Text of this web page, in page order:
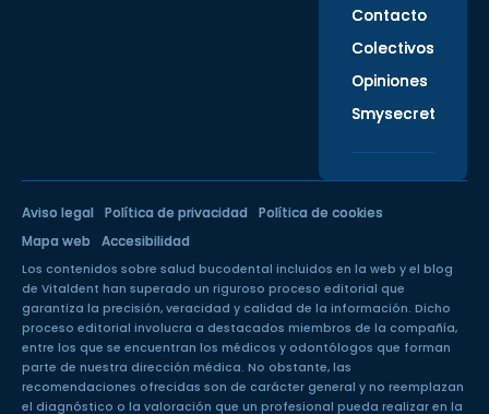
Contacto
Colectivos
Opiniones
Smysecret
Aviso legal Política de privacidad
Política de cookies
Mapa web
Accesibilidad
Los contenidos sobre salud bucodental incluidos en la web y el blog
de Vitaldent han superado un riguroso proceso editorial que
garantiza la precisión, veracidad y calidad de la información. Dicho
proceso editorial involucra a destacados miembros de la compañía,
entre los que se encuentran los médicos y odontólogos que forman
parte de nuestra dirección médica. No obstante, las
recomendaciones ofrecidas son de carácter general y no reemplazan
el diagnóstico o la valoración que un profesional pueda realizar en la